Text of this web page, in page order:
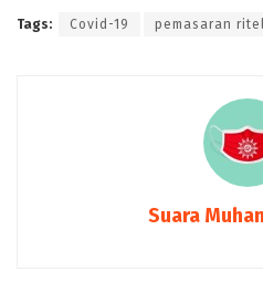
Tags: Covid-19 pemasaran ritel
Suara